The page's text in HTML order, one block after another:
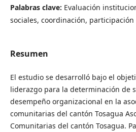
Palabras clave: Evaluación
sociales, coordinación, participación
Resumen
El estudio se desarrolló bajo el
liderazgo para la determinación de
desempeño organizacional en la
comunitarias del cantón Tosagua
Comunitarias del cantón Tosagua.